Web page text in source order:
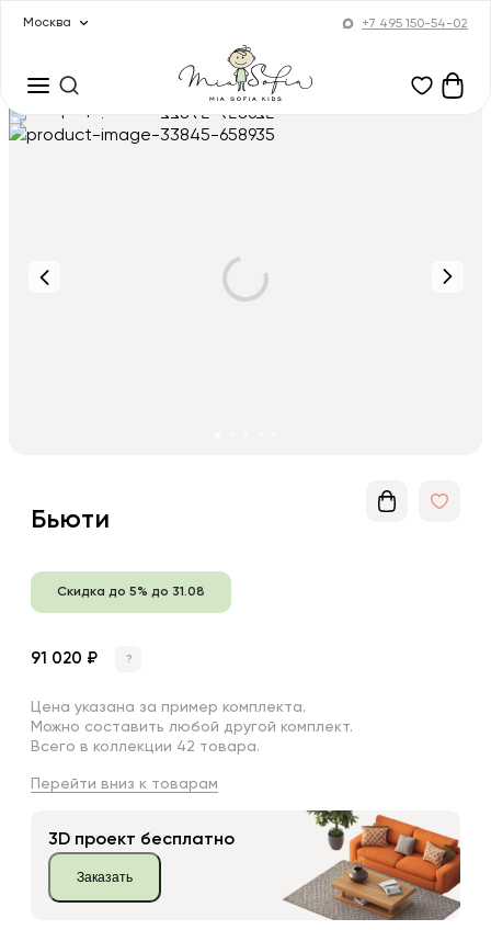
Москва +7 495 150-54-02
Бьюти
Скидка до 5% до 31.08
91 020 ₽ ?
Цена указана за пример комплекта.
Можно составить любой другой комплект.
Всего в коллекции 42 товара.
Перейти вниз к товарам
3D проект бесплатно
Заказать